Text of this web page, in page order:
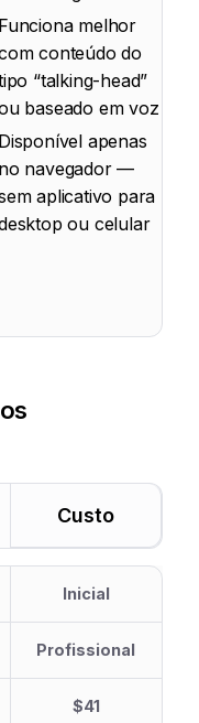
Funciona melhor
conteúdo do
“talking-head”
baseado em voz
Disponível apenas
no navegador —
aplicativo para
ou celular
Custo
Inicial
Profissional
$41